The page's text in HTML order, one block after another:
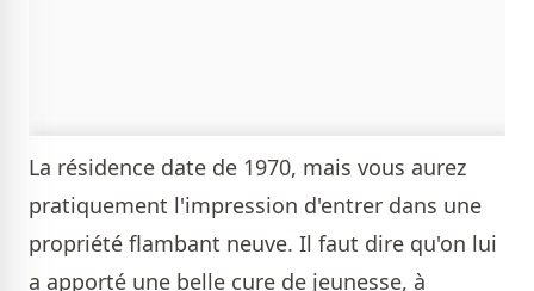
La résidence date de 1970, mais vous aurez
pratiquement l'impression d'entrer dans une
propriété flambant neuve. Il faut dire qu'on lui
a apporté une belle cure de jeunesse, à